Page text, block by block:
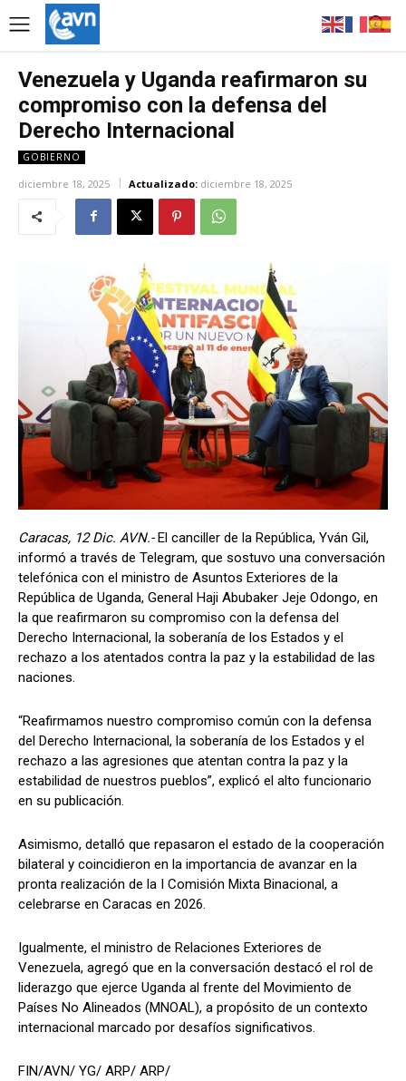
Venezuela y Uganda reafirmaron su
compromiso con la defensa del
Derecho Internacional
GOBIERNO
diciembre 18, 2025 Actualizado: diciembre 18, 2025
Caracas, 12 Dic. AVN.-El canciller de la República, Yván Gil,
informó a través de Telegram, que sostuvo una conversación
telefónica con el ministro de Asuntos Exteriores de la
República de Uganda, General Haji Abubaker Jeje Odongo, en
la que reafirmaron su compromiso con la defensa del
Derecho Internacional, la soberanía de los Estados y el
rechazo a los atentados contra la paz y la estabilidad de las
naciones.
“Reafirmamos nuestro compromiso común con la defensa
del Derecho Internacional, la soberanía de los Estados y el
rechazo a las agresiones que atentan contra la paz y la
estabilidad de nuestros pueblos”, explicó el alto funcionario
en su publicación.
Asimismo, detalló que repasaron el estado de la cooperación
bilateral y coincidieron en la importancia de avanzar en la
pronta realización de la I Comisión Mixta Binacional, a
celebrarse en Caracas en 2026.
Igualmente, el ministro de Relaciones Exteriores de
Venezuela, agregó que en la conversación destacó el rol de
liderazgo que ejerce Uganda al frente del Movimiento de
Países No Alineados (MNOAL), a propósito de un contexto
internacional marcado por desafíos significativos.
FIN/AVN/ YG/ ARP/ ARP/